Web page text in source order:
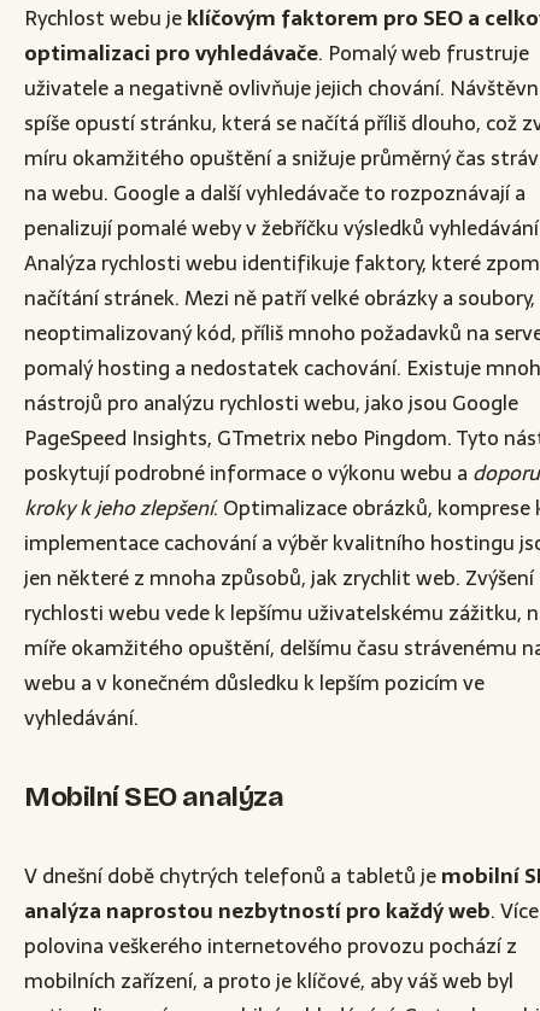
Rychlost webu jeklíčovým faktorem pro SEO a
optimalizaci pro vyhledávače. Pomalý web frustruje
uživatele a negativně ovlivňuje jejich chování.
spíše opustí stránku, která se načítá příliš dlouho, což
míru okamžitého opuštění a snižuje průměrný čas
na webu. Google a další vyhledávače to rozpoznávají a
penalizují pomalé weby v žebříčku výsledků
Analýza rychlosti webu identifikuje faktory, které
načítání stránek. Mezi ně patří velké obrázky a soubory,
neoptimalizovaný kód, příliš mnoho požadavků na
pomalý hosting a nedostatek cachování. Existuje
nástrojů pro analýzu rychlosti webu, jako jsou Google
PageSpeed Insights, GTmetrix nebo Pingdom. Tyto
poskytují podrobné informace o výkonu webu a
kroky k jeho zlepšení. Optimalizace obrázků, komprese
implementace cachování a výběr kvalitního hostingu
jen některé z mnoha způsobů, jak zrychlit web. Zvýšení
rychlosti webu vede k lepšímu uživatelskému zážitku,
míře okamžitého opuštění, delšímu času strávenému
webu a v konečném důsledku k lepším pozicím ve
vyhledávání.
Mobilní SEO analýza
V dnešní době chytrých telefonů a tabletů jemobilní
analýza naprostou nezbytností pro každý web.
polovina veškerého internetového provozu pochází z
mobilních zařízení, a proto je klíčové, aby váš web byl